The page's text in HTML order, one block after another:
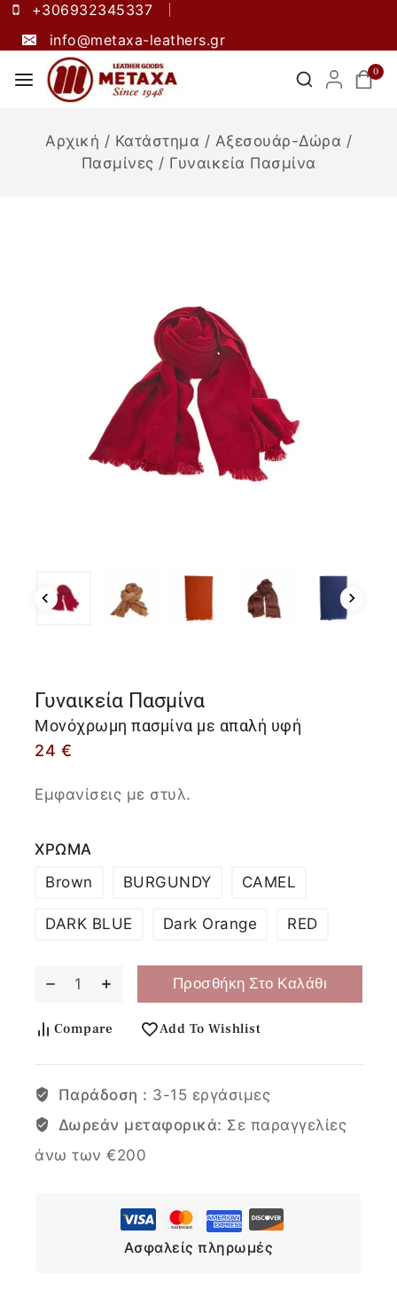
+306932345337
info@metaxa-leathers.gr
0
Αρχική / Κατάστημα / Αξεσουάρ-Δώρα /
Πασμίνες / Γυναικεία Πασμίνα
Γυναικεία Πασμίνα
Μονόχρωμη πασμίνα με απαλή υφή
24 €
Εμφανίσεις με στυλ.
ΧΡΩΜΑ
Brown
BURGUNDY CAMEL
DARK BLUE Dark Orange RED
Προσθήκη Στο Καλάθι
Compare Add To Wishlist
Παράδοση : 3-15 εργάσιμες
Δωρεάν μεταφορικά: Σε παραγγελίες
άνω των €200
Ασφαλείς πληρωμές